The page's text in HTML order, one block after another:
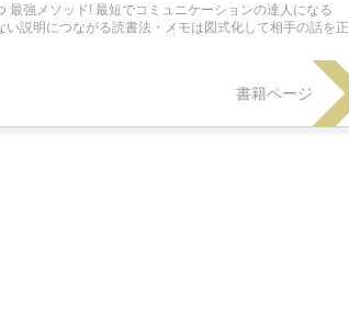
最強メソッド! 最短でコミュニケーションの達人になる
い説明につながる読書法・メモは図式化して相手の話を正
書籍ページ